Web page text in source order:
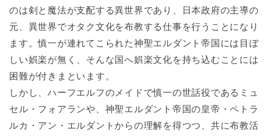
のは剣と魔法が支配する異世界であり、日本政府の主導の
元、異世界でオタク文化を布教する仕事を行うことになり
ます。慎一が連れてこられた神聖エルダント帝国には目ぼ
しい娯楽が無く、そんな国へ娯楽文化を持ち込むことには
困難が付きまといます。
しかし、ハーフエルフのメイドで慎一の世話役であるミュ
セル・フォアランや、神聖エルダント帝国の皇帝・ペトラ
ルカ・アン・エルダントからの理解を得つつ、共に布教活